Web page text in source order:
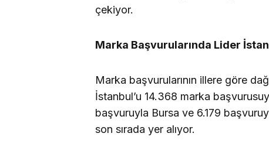
çekiyor.
Marka Başvurularında Lider
Marka başvurularının illere göre
İstanbul’u 14.368 marka
başvuruyla Bursa ve 6.179
son sırada yer alıyor.